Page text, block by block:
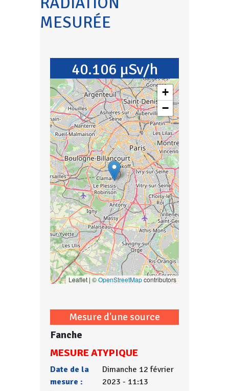
MESURÉE
40.106 µSv/h
+
−
Leaflet | ©OpenStreetMapcontributors
Mesure d'une source
Fanche
MESURE ATYPIQUE
Date de la
mesure :
Dimanche 12 février
2023 - 11:13